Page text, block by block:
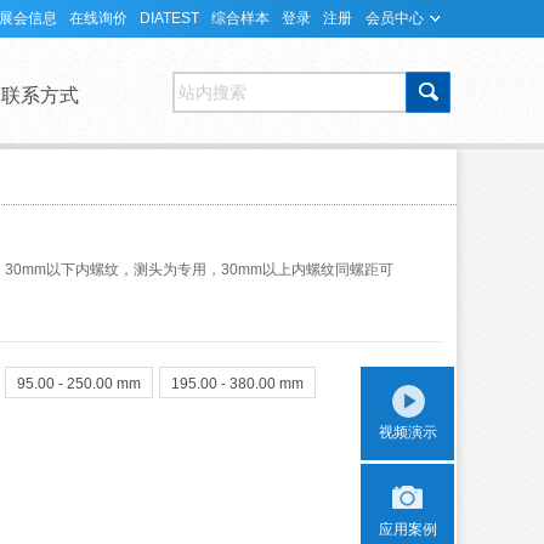
展会信息 在线询价 DIATEST 综合样本 登录 注册 会员中心
联系方式 站内搜索
以下内螺纹，测头为专用，30mm以上内螺纹同螺距可
95.00 - 250.00 mm 195.00 - 380.00 mm
视频演示
应用案例